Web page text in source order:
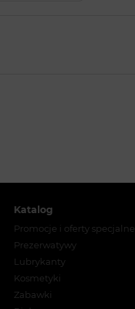
Katalog
Promocje i oferty specjalne
Prezerwatywy
Lubrykanty
Kosmetyki
Zabawki